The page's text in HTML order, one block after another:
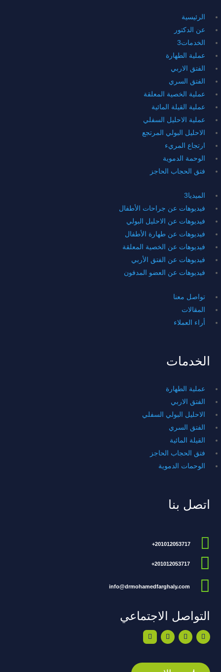
اتصل بنا

201012053717+

201012053717+

info@drmohamedfarghaly.com
التواصل الاجتماعي
الخدمات
عملية الطهارة
الفتق الاربي
الاحليل البولي السفلي
الفتق السري
القيلة المائية
فتق الحجاب الحاجز
الوحمات الدموية
الرئيسية
عن الدكتور
الخدمات3
عملية الطهارة
الفتق الاربي
الفتق السري
عملية الخصية المعلقة
عملية القيلة المائية
عملية الاحليل السفلي
الاحليل البولي المرتجع
ارتجاع المريء
الوحمة الدموية
فتق الحجاب الحاجز
الميديا3
فيديوهات عن جراحات الأطفال
فيديوهات عن الاحليل البولي
فيديوهات عن طهارة الأطفال
فيديوهات عن الخصية المعلقة
فيديوهات عن الفتق الأربي
فيديوهات عن العضو المدفون
تواصل معنا
المقالات
أراء العملاء